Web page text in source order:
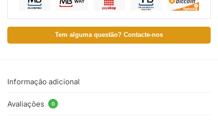
Tem alguma questão? Contacte-nos
Informação adicional
Avaliações 0